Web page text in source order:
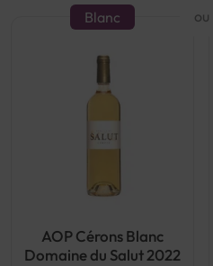
ou
Blanc
AOP Cérons Blanc
Domaine du Salut 2022